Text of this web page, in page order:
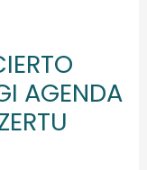
AGENDA